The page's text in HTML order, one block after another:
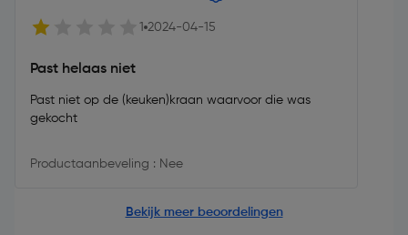
1 2024-04-15
Past helaas niet
Past niet op de (keuken)kraan waarvoor die was
gekocht
Productaanbeveling : Nee
Bekijk meer beoordelingen